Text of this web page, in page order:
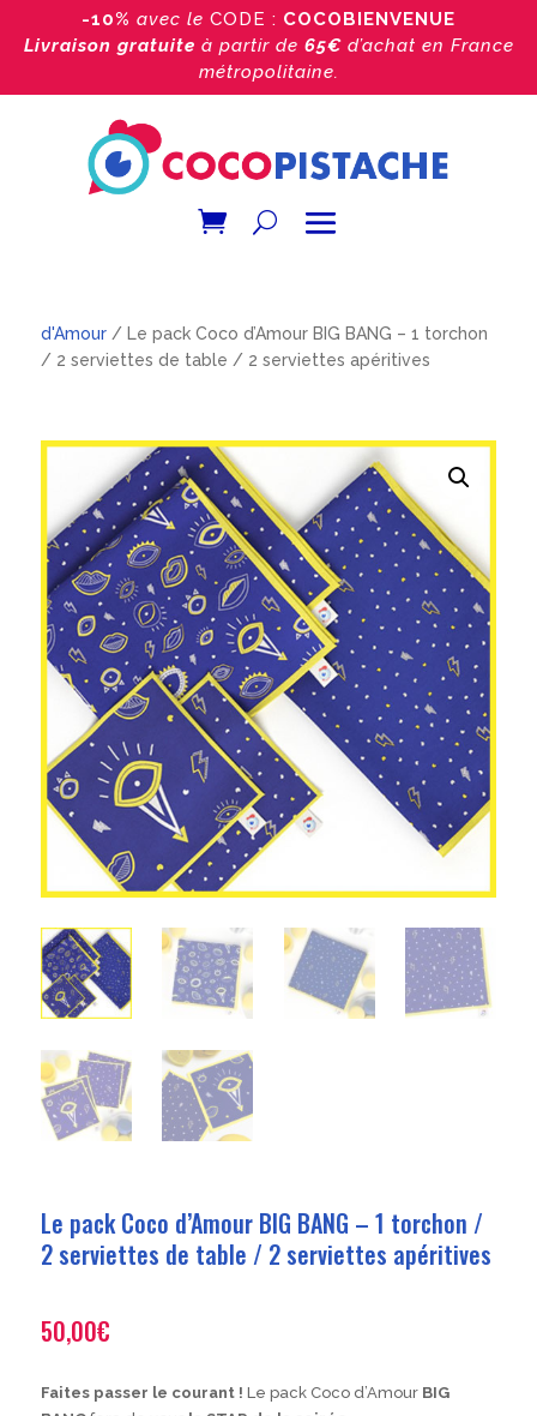
-10% avec le CODE : COCOBIENVENUE
Livraison gratuite à partir de 65€ d’achat en France
métropolitaine.
d'Amour/ Le pack Coco d’Amour BIG BANG – 1 torchon
/ 2 serviettes de table / 2 serviettes apéritives
Le pack Coco d’Amour BIG BANG – 1 torchon /
2 serviettes de table / 2 serviettes apéritives
50,00€
Faites passer le courant ! Le pack Coco d’Amour BIG